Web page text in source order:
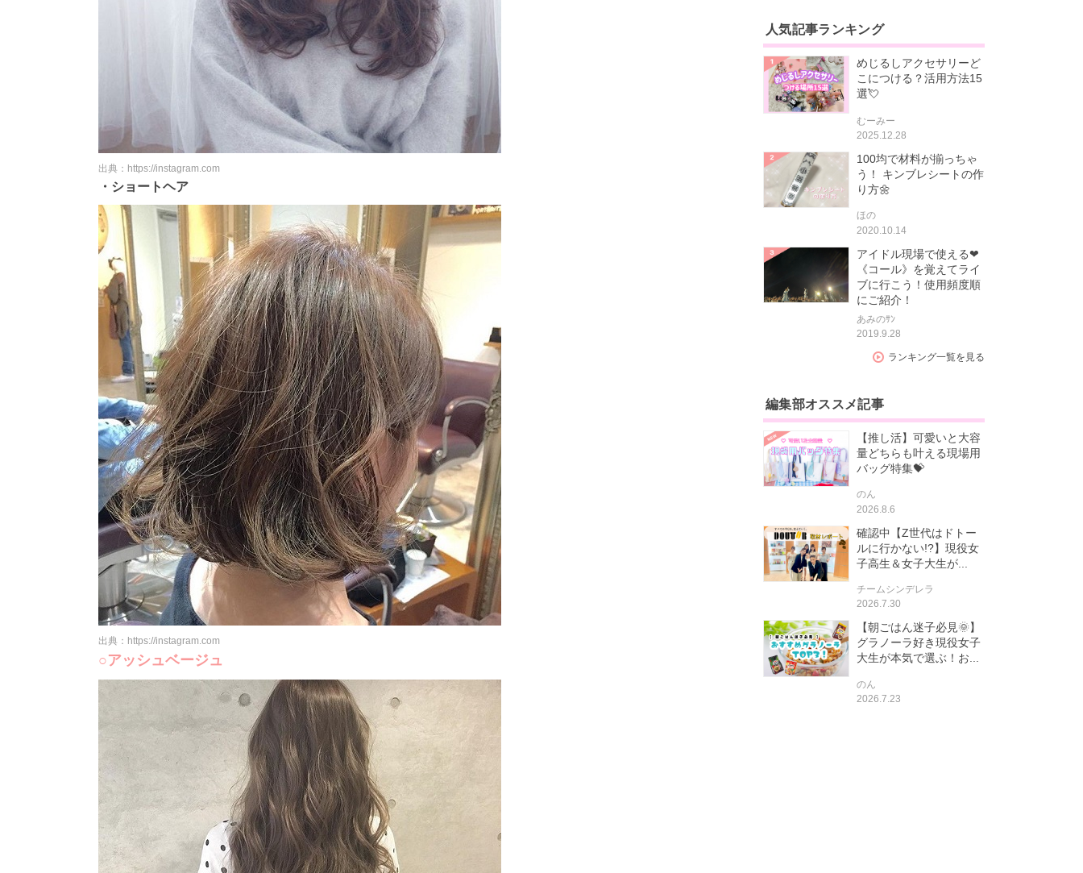
出典：https://instagram.com
・ショートヘア
出典：https://instagram.com
○アッシュベージュ
人気記事ランキング
めじるしアクセサリーど
こにつける？活用方法15
選💘
むーみー
2025.12.28
100均で材料が揃っちゃ
う！ キンブレシートの作
り方🌼
ほの
2020.10.14
アイドル現場で使える❤
《コール》を覚えてライ
ブに行こう！使用頻度順
にご紹介！
あみのｻﾝ
2019.9.28
ランキング一覧を見る
編集部オススメ記事
【推し活】可愛いと大容
量どちらも叶える現場用
バッグ特集💝
のん
2026.8.6
確認中【Z世代はドトー
ルに行かない!?】現役女
子高生＆女子大生が...
チームシンデレラ
2026.7.30
【朝ごはん迷子必見🌞】
グラノーラ好き現役女子
大生が本気で選ぶ！お...
のん
2026.7.23